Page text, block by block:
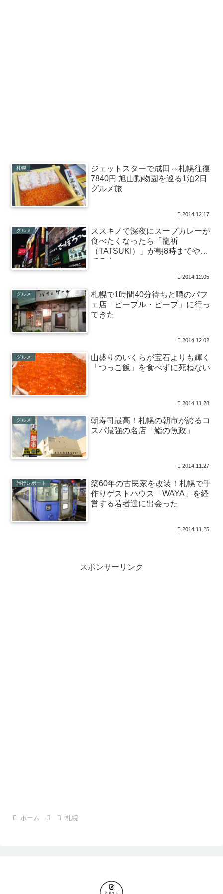
札幌
ジェットスターで成田⇔札幌往復
7840円 旭山動物園を巡る1泊2日
グルメ旅
2014.12.17
グルメ
ススキノで深夜にスープカレーが
食べたくなったら「龍祈
（TATSUKI）」が朝8時までやっ
てるよ
2014.12.05
グルメ
札幌で1時間40分待ちと噂のパフ
ェ店「ピープル・ピープ」に行っ
てきた
2014.12.02
グルメ
山盛りのいくらが宝石よりも輝く
「つっこ飯」を食べずに死ねない
2014.11.28
グルメ
朝寿司最高！札幌の朝市が誇るコ
スパ最強の名店「鮨の魚政」
2014.11.27
旅行レポート
築60年の古民家を改装！札幌で手
作りゲストハウス「WAYA」を経
営する若者達に出会った
2014.11.25
スポンサーリンク
ホーム 札幌